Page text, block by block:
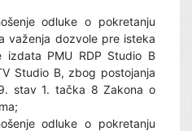
odluke o pokretanju
važenja dozvole pre isteka
izdata PMU RDP Studio B
Studio B, zbog postojanja
stav 1. tačka 8 Zakona o
odluke o pokretanju